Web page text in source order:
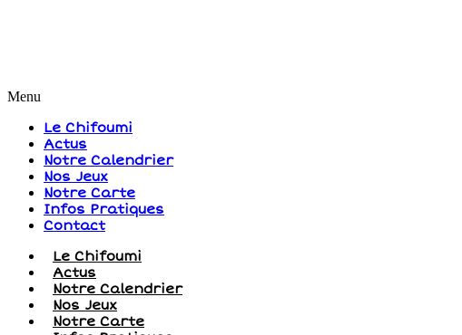
Menu
Le Chifoumi
Actus
Notre Calendrier
Nos Jeux
Notre Carte
Infos Pratiques
Contact
Le Chifoumi
Actus
Notre Calendrier
Nos Jeux
Notre Carte